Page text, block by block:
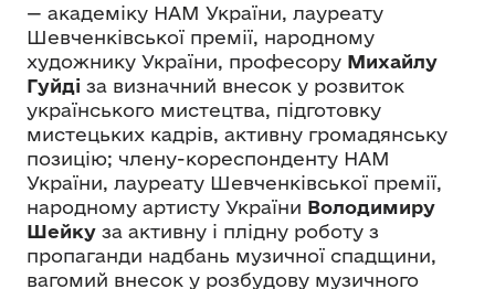
— академіку НАМ України, лауреату
Шевченківської премії, народному
художнику України, професору Михайлу
Гуйді за визначний внесок у розвиток
українського мистецтва, підготовку
мистецьких кадрів, активну громадянську
позицію; члену-кореспонденту НАМ
України, лауреату Шевченківської премії,
народному артисту України Володимиру
Шейку за активну і плідну роботу з
пропаганди надбань музичної спадщини,
вагомий внесок у розбудову музичного